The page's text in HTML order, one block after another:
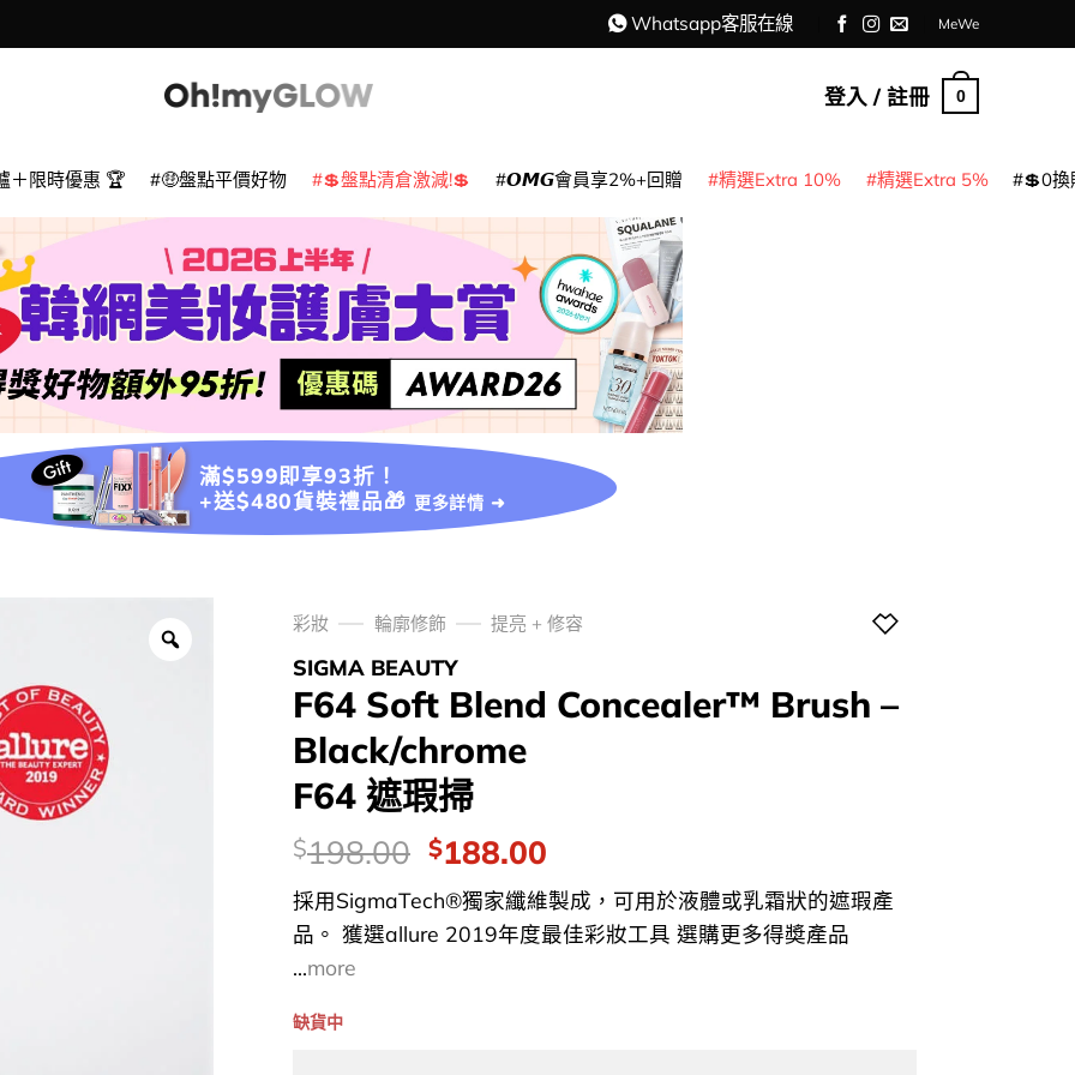
Whatsapp客服在線 MeWe
登入 / 註冊 0
＋限時優惠 🏆 🤑盤點平價好物 💲盤點清倉激減!💲 𝙊𝙈𝙂會員享2%+回贈 精選Extra 10% 精選Extra 5% 💲0換
滿$599即享93折！
+送$480貨裝禮品🎁 更多詳情 ➜
彩妝 輪廓修飾 提亮 + 修容
SIGMA BEAUTY
F64 Soft Blend Concealer™ Brush –
Black/chrome
F64 遮瑕掃
價
錢：
$198.00 Original
price
was:
$198.00.
$188.00Current
price
is:
$188.00.
採用SigmaTech®獨家纖維製成，可用於液體或乳霜狀的遮瑕產
品。 獲選allure 2019年度最佳彩妝工具 選購更多得奬產品
...more
缺貨中